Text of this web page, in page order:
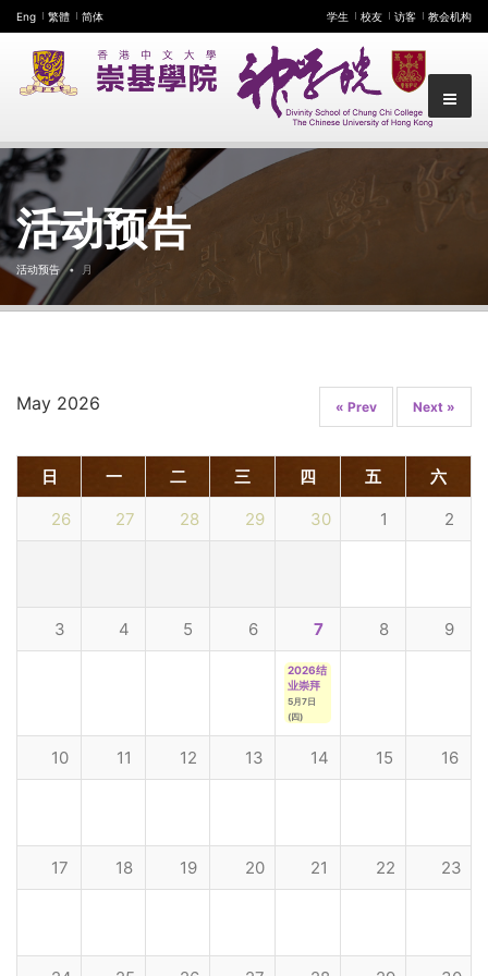
Eng 繁體 简体 学生 校友 访客 教会机构
活动预告
活动预告 月
May 2026 « Prev Next »
日 一 二 三 四 五 六
26 27 28 29 30 1 2
3 4 5 6 7 8 9
2026结
业崇拜
5月7日
(四)
10 11 12 13 14 15 16
17 18 19 20 21 22 23